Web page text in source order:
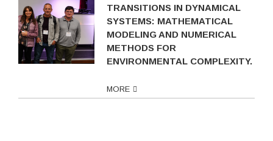
TRANSITIONS IN DYNAMICAL
SYSTEMS: MATHEMATICAL
MODELING AND NUMERICAL
METHODS FOR
ENVIRONMENTAL COMPLEXITY.
MORE